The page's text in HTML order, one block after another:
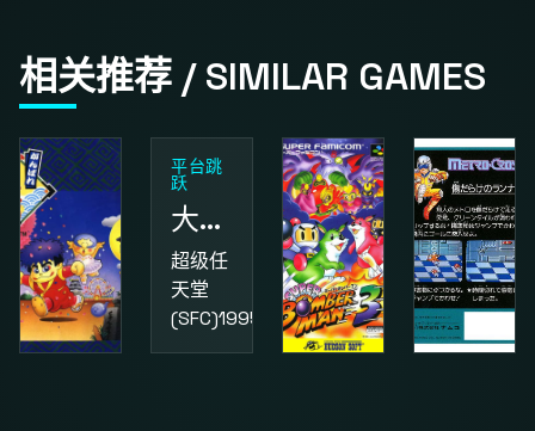
相关推荐 / SIMILAR GAMES
平台跳
跃
大金刚国度2
超级任
天堂
(SFC)1995